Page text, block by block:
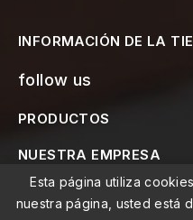
INFORMACIÓN DE LA
follow us
Esta página utiliza
nuestra página, usted está
PRODUCTOS
NUESTRA EMPRESA
SUSCRÍBETE AL BOLETÍN